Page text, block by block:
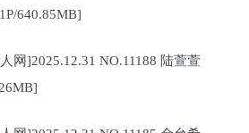
640.85MB]
网]2025.12.31 NO.11188 陆萱萱